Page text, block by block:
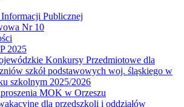
Publicznej
Nr 10
2025
Konkursy Przedmiotowe dla
szkół podstawowych woj. śląskiego w
szkolnym 2025/2026
MOK w Orzeszu
dla przedszkoli i oddziałów